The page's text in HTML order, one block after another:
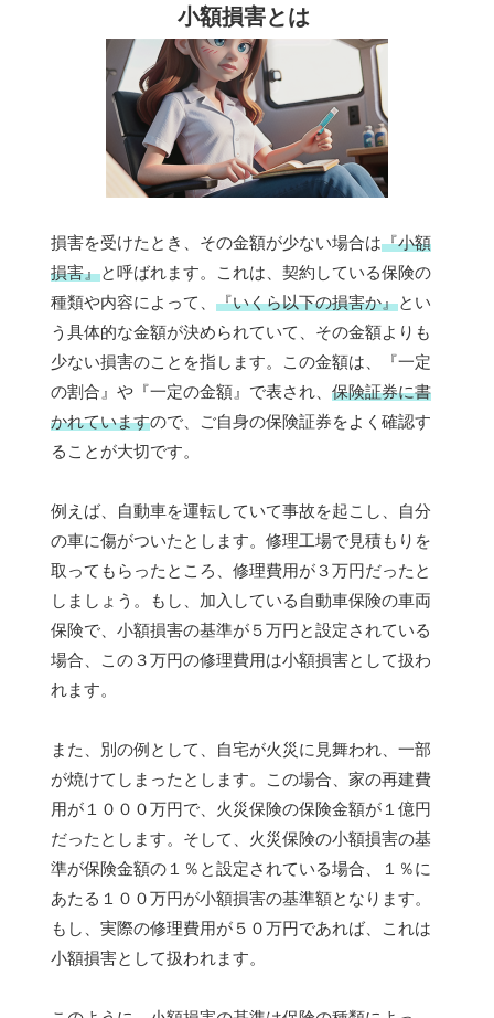
小額損害とは
損害を受けたとき、その金額が少ない場合は『小額
損害』と呼ばれます。これは、契約している保険の
種類や内容によって、 『いくら以下の損害か』とい
う具体的な金額が決められていて、その金額よりも
少ない損害のことを指します。この金額は、『一定
の割合』や『一定の金額』で表され、 保険証券に書
かれていますので、ご自身の保険証券をよく確認す
ることが大切です。
例えば、自動車を運転していて事故を起こし、自分
の車に傷がついたとします。修理工場で見積もりを
取ってもらったところ、修理費用が３万円だったと
しましょう。もし、加入している自動車保険の車両
保険で、小額損害の基準が５万円と設定されている
場合、この３万円の修理費用は小額損害として扱わ
れます。
また、別の例として、自宅が火災に見舞われ、一部
が焼けてしまったとします。この場合、家の再建費
用が１０００万円で、火災保険の保険金額が１億円
だったとします。そして、火災保険の小額損害の基
準が保険金額の１％と設定されている場合、１％に
あたる１００万円が小額損害の基準額となります。
もし、実際の修理費用が５０万円であれば、これは
小額損害として扱われます。